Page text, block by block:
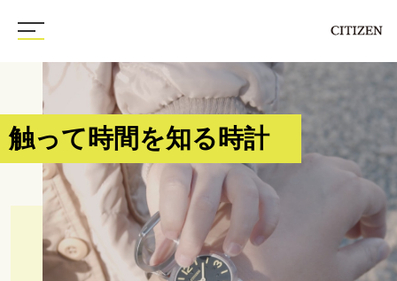
PRODUCT ABOUT CITIZEN
触って時間を知る時計